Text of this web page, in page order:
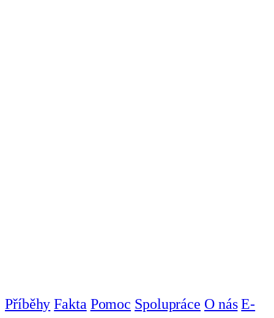
Příběhy Fakta Pomoc Spolupráce O nás E-